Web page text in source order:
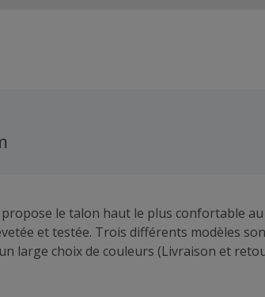
le talon haut le plus confortable au
et testée. Trois différents modèles
large choix de couleurs (Livraison et